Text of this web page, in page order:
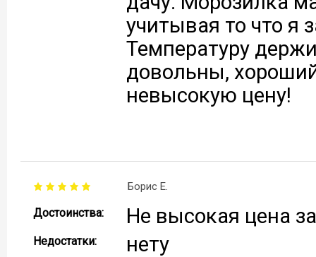
учитывая то что я
Температуру
довольны,
невысокую цену!
Борис Е.
Достоинства: Не высокая цена
Недостатки: нету